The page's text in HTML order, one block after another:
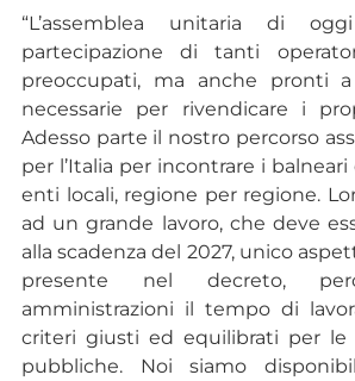
“L’assemblea unitaria di
partecipazione di tanti
preoccupati, ma anche pronti
necessarie per rivendicare i
Adesso parte il nostro percorso
per l’Italia per incontrare i
enti locali, regione per regione.
ad un grande lavoro, che deve
alla scadenza del 2027, unico
presente nel decreto,
amministrazioni il tempo di
criteri giusti ed equilibrati per le
pubbliche. Noi siamo